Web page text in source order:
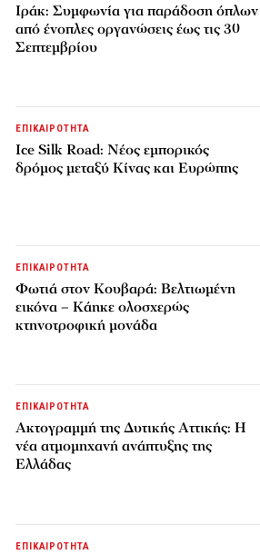
Ιράκ: Συμφωνία για παράδοση όπλων
από ένοπλες οργανώσεις έως τις 30
Σεπτεμβρίου
ΕΠΙΚΑΙΡΟΤΗΤΑ
Ice Silk Road: Nέος εμπορικός
δρόμος μεταξύ Κίνας και Ευρώπης
ΕΠΙΚΑΙΡΟΤΗΤΑ
Φωτιά στον Κουβαρά: Βελτιωμένη
εικόνα – Κάηκε ολοσχερώς
κτηνοτροφική μονάδα
ΕΠΙΚΑΙΡΟΤΗΤΑ
Ακτογραμμή της Δυτικής Αττικής: Η
νέα ατμομηχανή ανάπτυξης της
Ελλάδας
ΕΠΙΚΑΙΡΟΤΗΤΑ